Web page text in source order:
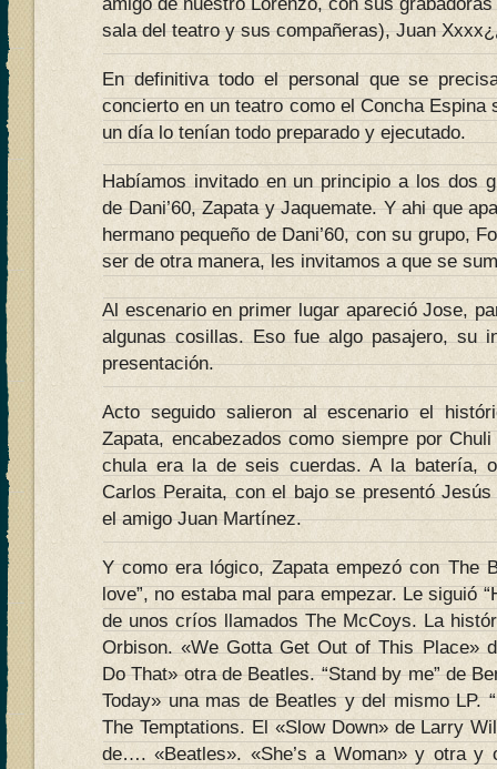
sala del teatro y sus compañeras), Juan
En definitiva todo el personal que se
concierto en un teatro como el Concha Espina
un día lo tenían todo preparado y ejecutado.
Habíamos invitado en un principio a los dos
de Dani’60, Zapata y Jaquemate. Y ahi que
hermano pequeño de Dani’60, con su grupo,
ser de otra manera, les invitamos a que se
Al escenario en primer lugar apareció Jose,
algunas cosillas. Eso fue algo pasajero, su
presentación.
Acto seguido salieron al escenario el
Zapata, encabezados como siempre por
chula era la de seis cuerdas. A la batería,
Carlos Peraita, con el bajo se presentó
el amigo Juan Martínez.
Y como era lógico, Zapata empezó con The
love”, no estaba mal para empezar. Le siguió
de unos críos llamados The McCoys. La
Orbison. «We Gotta Get Out of This Place»
Do That» otra de Beatles. “Stand by me” de
Today» una mas de Beatles y del mismo LP.
The Temptations. El «Slow Down» de Larry
de…. «Beatles». «She’s a Woman» y otra y